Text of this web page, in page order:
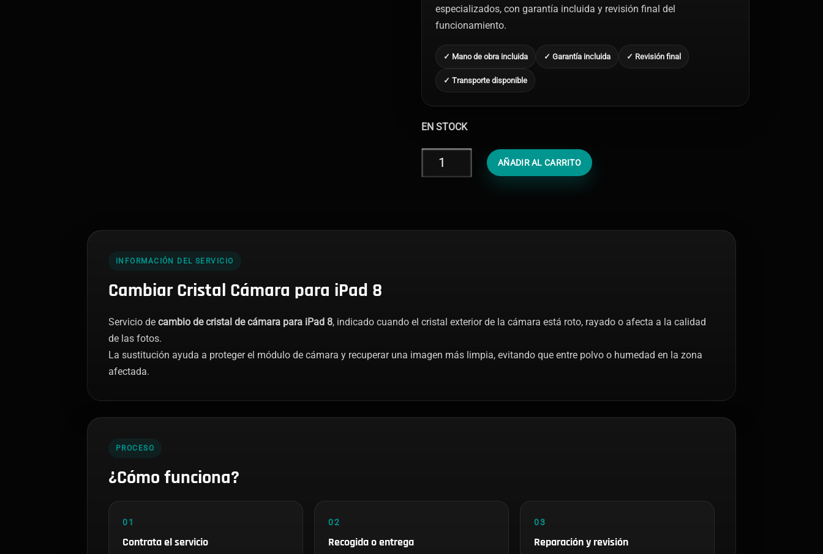
especializados, con garantía incluida y revisión final del
funcionamiento.
✓ Mano de obra incluida ✓ Garantía incluida ✓ Revisión final
✓ Transporte disponible
EN STOCK
Cambiar
Cristal
cantidad
AÑADIR AL CARRITO
INFORMACIÓN DEL SERVICIO
Cambiar Cristal Cámara para iPad 8
Servicio de cambio de cristal de cámara para iPad 8, indicado cuando el cristal exterior de la cámara está roto, rayado o afecta a la calidad
de las fotos.
La sustitución ayuda a proteger el módulo de cámara y recuperar una imagen más limpia, evitando que entre polvo o humedad en la zona
afectada.
PROCESO
¿Cómo funciona?
01
Contrata el servicio
02
Recogida o entrega
03
Reparación y revisión